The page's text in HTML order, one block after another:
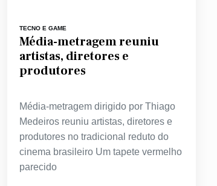
TECNO E GAME
Média-metragem reuniu
artistas, diretores e
produtores
Média-metragem dirigido por Thiago
Medeiros reuniu artistas, diretores e
produtores no tradicional reduto do
cinema brasileiro Um tapete vermelho
parecido